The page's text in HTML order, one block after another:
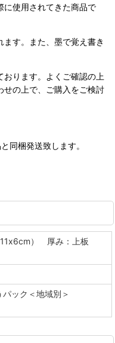
に使用されてきた商品で
す。また、墨で覚え書き
おります。よくご確認の上
せの上で、ご購入をご検討
同梱発送致します。
） 厚み：上板
ック＜地域別＞